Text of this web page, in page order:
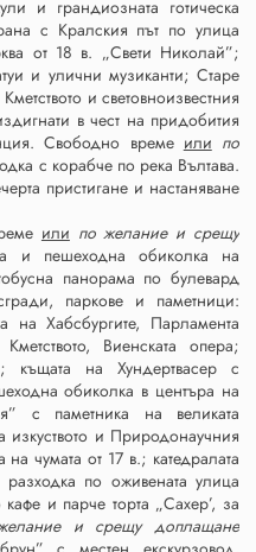
и грандиозната готическа
с Кралския път по улица
от 18 в. „Свети Николай”;
и улични музиканти; Старе
и световноизвестния
в чест на придобития
Свободно време или по
с корабче по река Вълтава.
пристигане и настаняване
или по желание и срещу
и пешеходна обиколка на
панорама по булевард
паркове и паметници:
на Хабсбургите, Парламента
Виенската опера;
къщата на Хундертвасер с
обиколка в центъра на
с паметника на великата
и Природонаучния
чумата от 17 в.; катедралата
по оживената улица
и парче торта „Сахер’, за
и срещу доплащане